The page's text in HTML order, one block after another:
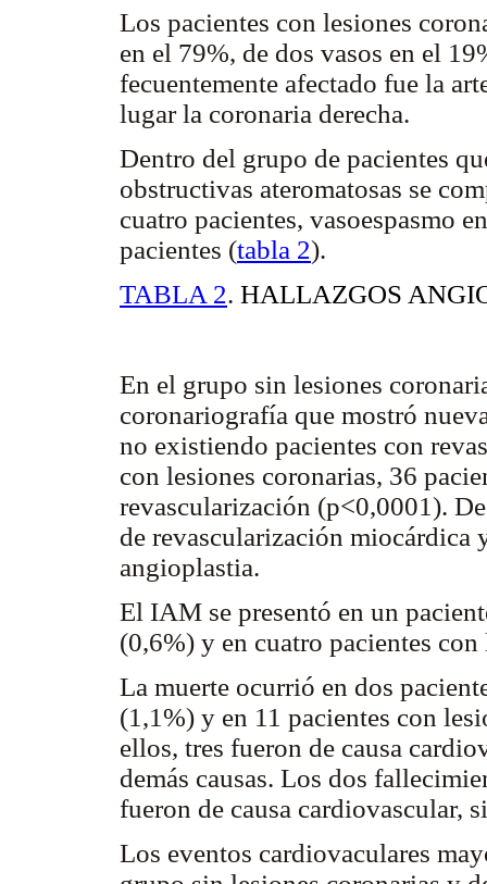
Los pacientes con lesiones
en el 79%, de dos vasos en el
fecuentemente afectado fue la
lugar la coronaria derecha.
Dentro del grupo de pacientes
obstructivas ateromatosas se
cuatro pacientes, vasoespasmo
pacientes (tabla 2).
TABLA 2. HALLAZGOS
En el grupo sin lesiones
coronariografía que mostró
no existiendo pacientes con
con lesiones coronarias, 36
revascularización (p<0,0001).
de revascularización miocárdica
angioplastia.
El IAM se presentó en un
(0,6%) y en cuatro pacientes
La muerte ocurrió en dos
(1,1%) y en 11 pacientes con
ellos, tres fueron de causa
demás causas. Los dos
fueron de causa cardiovascular,
Los eventos cardiovaculares